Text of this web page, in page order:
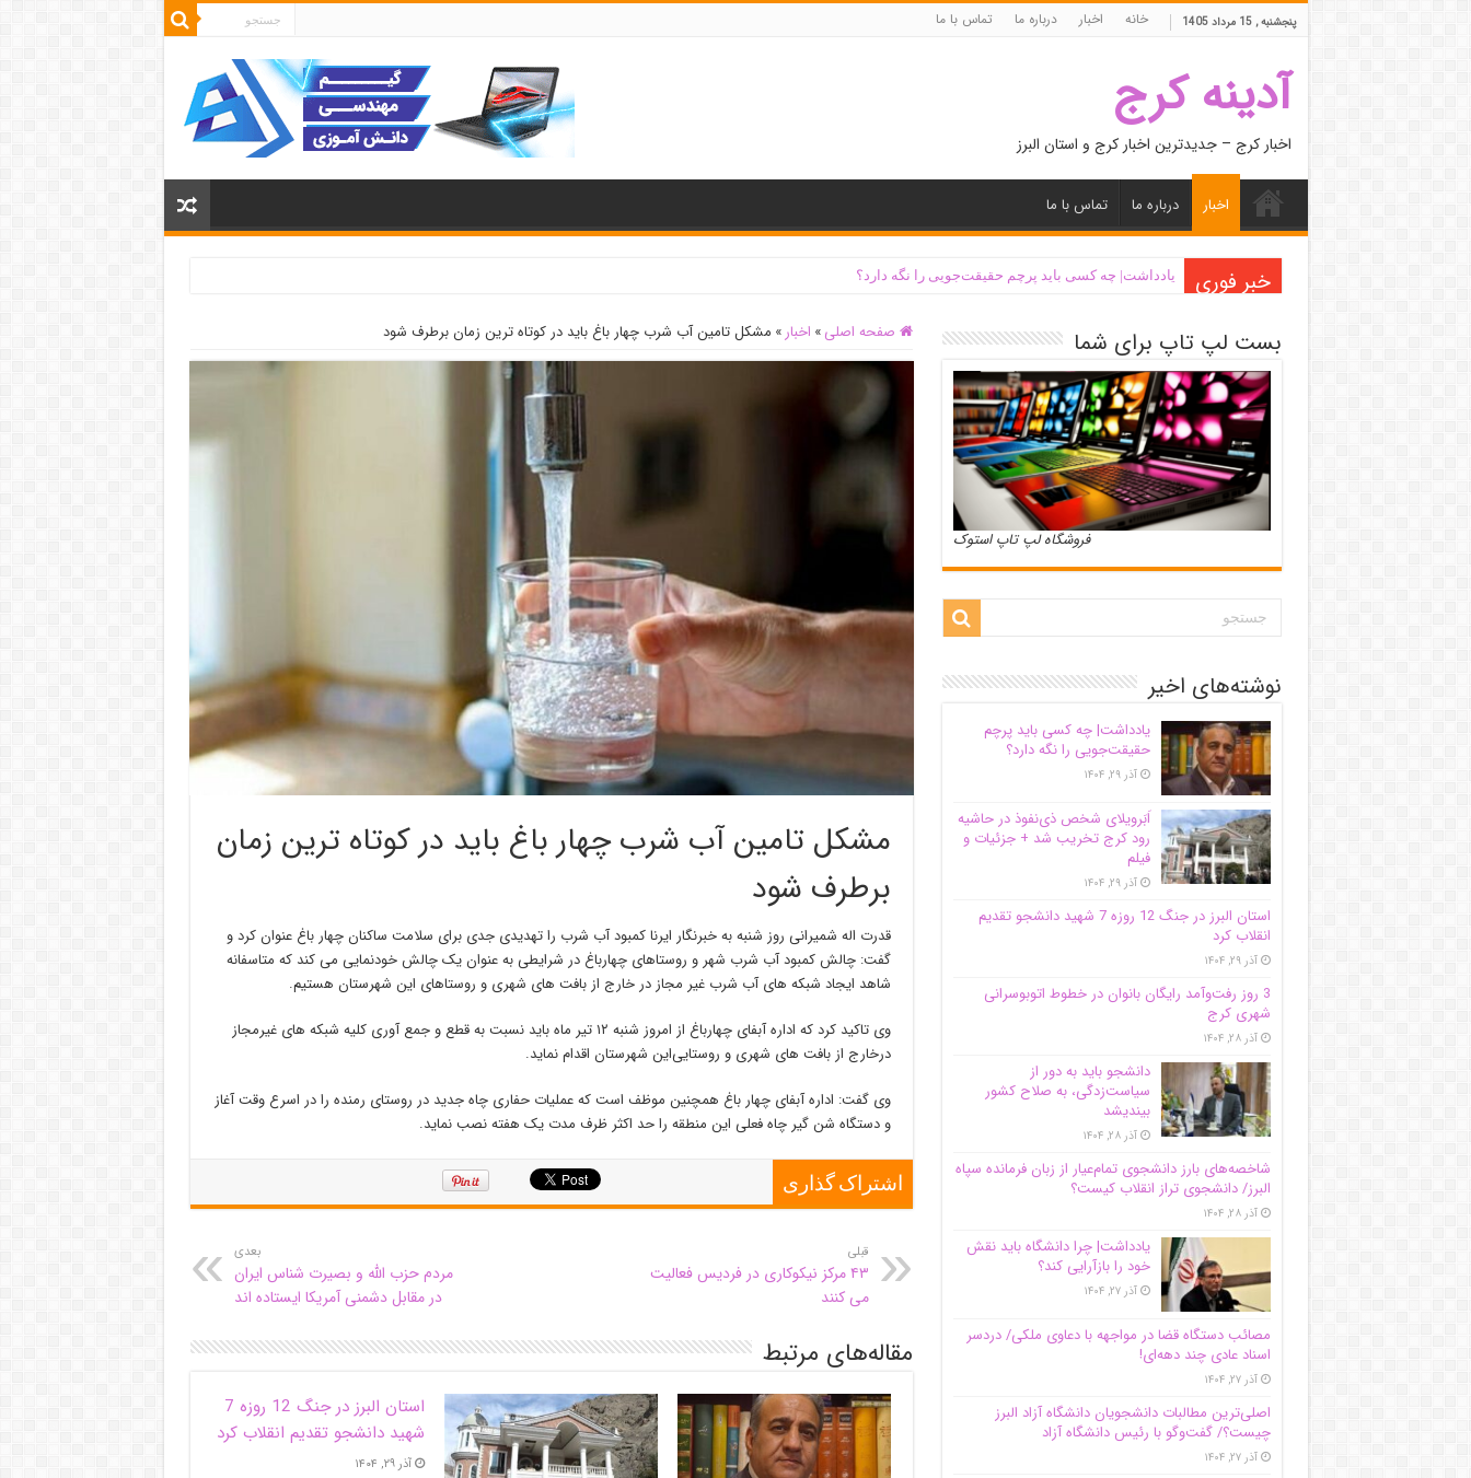
پنجشنبه , 15 مرداد 1405 خانه اخبار درباره ما تماس با ما
آدینه کرج
اخبار کرج – جدیدترین اخبار کرج و استان البرز
اخبار درباره ما تماس با ما
خبر فوری یادداشت| ‌چه کسی باید پرچم حقیقت‌جویی را نگه دارد؟
صفحه اصلی » اخبار » مشکل تامین آب شرب چهار باغ باید در کوتاه ترین زمان برطرف شود
مشکل تامین آب شرب چهار باغ باید در کوتاه ترین زمان
برطرف شود
قدرت اله شمیرانی روز شنبه به خبرنگار ایرنا کمبود آب شرب را تهدیدی جدی برای سلامت ساکنان چهار باغ عنوان کرد و
گفت: چالش کمبود آب شرب شهر و روستاهای چهارباغ در شرایطی به عنوان یک چالش خودنمایی می کند که متاسفانه
شاهد ایجاد شبکه های آب شرب غیر مجاز در خارج از بافت های شهری و روستاهای این شهرستان هستیم.
وی تاکید کرد که اداره آبفای چهارباغ از امروز شنبه ۱۲ تیر ماه باید نسبت به قطع و جمع آوری کلیه شبکه های غیرمجاز
درخارج از بافت های شهری و روستایی‌این شهرستان اقدام نماید.
وی گفت: اداره آبفای چهار باغ همچنین موظف است که عملیات حفاری چاه جدید در روستای رمنده را در اسرع وقت آغاز
و دستگاه شن گیر چاه فعلی این منطقه را حد اکثر ظرف مدت یک هفته نصب نماید.
اشتراک گذاری
قبلی
۴۳ مرکز نیکوکاری در فردیس فعالیت
می کنند
بعدی
مردم حزب الله و بصیرت شناس ایران
در مقابل دشمنی آمریکا ایستاده اند
مقاله‌های مرتبط
استان البرز در جنگ 12 روزه 7
شهید دانشجو تقدیم انقلاب کرد
آذر ۲۹, ۱۴۰۴
بست لپ تاپ برای شما
فروشگاه لپ تاپ استوک
نوشته‌های اخیر
یادداشت| ‌چه کسی باید پرچم
حقیقت‌جویی را نگه دارد؟
آذر ۲۹, ۱۴۰۴
اَبَر‌ویلای شخص ذی‌نفوذ در حاشیه‌
رود کرج تخریب شد + جزئیات و
فیلم
آذر ۲۹, ۱۴۰۴
استان البرز در جنگ 12 روزه 7 شهید دانشجو تقدیم
انقلاب کرد
آذر ۲۹, ۱۴۰۴
3 روز رفت‌وآمد رایگان بانوان در خطوط اتوبوسرانی
شهری کرج
آذر ۲۸, ۱۴۰۴
دانشجو باید به دور از
سیاست‌زدگی، به صلاح کشور
بیندیشد
آذر ۲۸, ۱۴۰۴
شاخصه‌های بارز دانشجوی تمام‌عیار از زبان فرمانده سپاه
البرز/ دانشجوی تراز انقلاب کیست؟
آذر ۲۸, ۱۴۰۴
یادداشت| چرا دانشگاه باید نقش
خود را بازآرایی کند؟
آذر ۲۷, ۱۴۰۴
مصائب دستگاه قضا در مواجهه با دعاوی ملکی/ دردسر
اسناد عادی چند‌ دهه‌ای!
آذر ۲۷, ۱۴۰۴
اصلی‌ترین مطالبات دانشجویان دانشگاه آزاد البرز
چیست؟/ گفت‌وگو با رئیس دانشگاه آز‌اد
آذر ۲۷, ۱۴۰۴